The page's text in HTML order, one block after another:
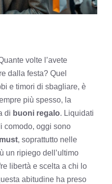
volte l’avete
dalla festa? Quel
e timori di sbagliare, è
più spesso, la
di buoni regalo. Liquidati
comodo, oggi sono
must, soprattutto nelle
un ripiego dell’ultimo
libertà e scelta a chi lo
abitudine ha preso